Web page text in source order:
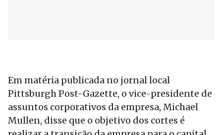
Em matéria publicada no jornal local
Pittsburgh Post-Gazette, o vice-presidente de
assuntos corporativos da empresa, Michael
Mullen, disse que o objetivo dos cortes é